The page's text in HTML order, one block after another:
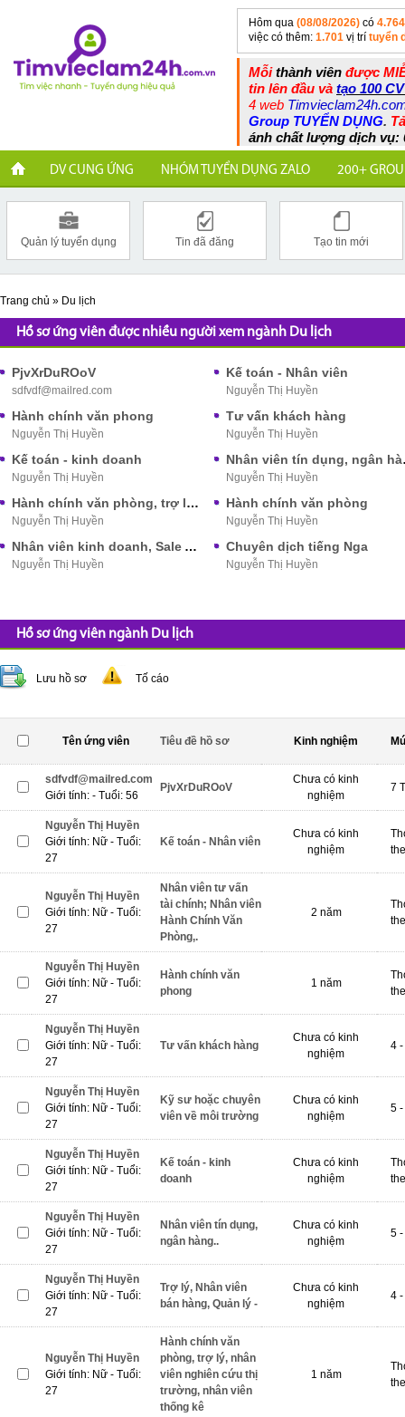
Hôm qua (08/08/2026) có 4.764
việc có thêm: 1.701 vị trí tuyển
Mỗithành viên được
tin lên đầu và tạo 100
4 web
Group TUYỂN DỤNG.
ánh chất lượng dịch vụ:
DV CUNG ỨNG NHÓM TUYỂN DỤNG ZALO 200+
Quản lý tuyển dụng Tin đã đăng Tạo tin mới
Trang chủ » Du lịch
Hồ sơ ứng viên được nhiều người xem ngành Du lịch
PjvXrDuROoV
sdfvdf@mailred.com
Kế toán - Nhân viên
Nguyễn Thị Huyền
Hành chính văn phong
Nguyễn Thị Huyền
Tư vấn khách hàng
Nguyễn Thị Huyền
Kế toán - kinh doanh
Nguyễn Thị Huyền Nguyễn Thị Huyền
Hành chính văn phòng, trợ lý, nhân viên nghiên cứu thị trường, nhân viên thống kê
Nguyễn Thị Huyền
Hành chính văn phòng
Nguyễn Thị Huyền
Nhân viên kinh doanh, Sale Admin, nhân viên văn phòng..
Nguyễn Thị Huyền
Chuyên dịch tiếng Nga
Nguyễn Thị Huyền
Hồ sơ ứng viên ngành Du lịch
Lưu hồ sơ Tố cáo
Tên ứng viên Tiêu đề hồ sơ Kinh nghiệm
sdfvdf@mailred.com
Giới tính: - Tuổi: 56
PjvXrDuROoV
Chưa có kinh
nghiệm
7
Nguyễn Thị Huyền
Giới tính: Nữ - Tuổi:
27
Kế toán - Nhân viên
Chưa có kinh
nghiệm
Nguyễn Thị Huyền
Giới tính: Nữ - Tuổi:
27
Nhân viên tư vấn
tài chính; Nhân viên
Hành Chính Văn
Phòng,.
2 năm
Nguyễn Thị Huyền
Giới tính: Nữ - Tuổi:
27
Hành chính văn
phong
1 năm
Nguyễn Thị Huyền
Giới tính: Nữ - Tuổi:
27
Tư vấn khách hàng
Chưa có kinh
nghiệm
4
Nguyễn Thị Huyền
Giới tính: Nữ - Tuổi:
27
Kỹ sư hoặc chuyên
viên về môi trường
Chưa có kinh
nghiệm
5
Nguyễn Thị Huyền
Giới tính: Nữ - Tuổi:
27
Kế toán - kinh
doanh
Chưa có kinh
nghiệm
Nguyễn Thị Huyền
Giới tính: Nữ - Tuổi:
27
Nhân viên tín dụng,
ngân hàng..
Chưa có kinh
nghiệm
5
Nguyễn Thị Huyền
Giới tính: Nữ - Tuổi:
27
Trợ lý, Nhân viên
bán hàng, Quản lý -
Chưa có kinh
nghiệm
4
Nguyễn Thị Huyền
Giới tính: Nữ - Tuổi:
27
Hành chính văn
phòng, trợ lý, nhân
viên nghiên cứu thị
trường, nhân viên
thống kê
1 năm